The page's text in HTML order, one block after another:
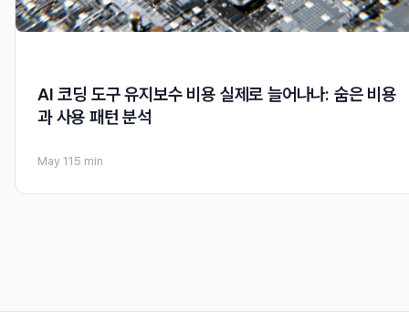
AI 코딩 도구 유지보수 비용 실제로 늘어나나: 숨은 비용
과 사용 패턴 분석
May 11 5 min